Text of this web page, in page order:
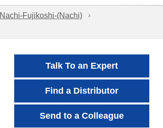
Nachi-Fujikoshi-(Nachi)
Talk To an Expert
Find a Distributor
Send to a Colleague